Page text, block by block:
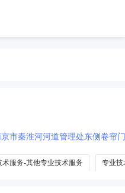
市秦淮河河道管理处东侧卷帘
服务-其他专业技术服务 专业技